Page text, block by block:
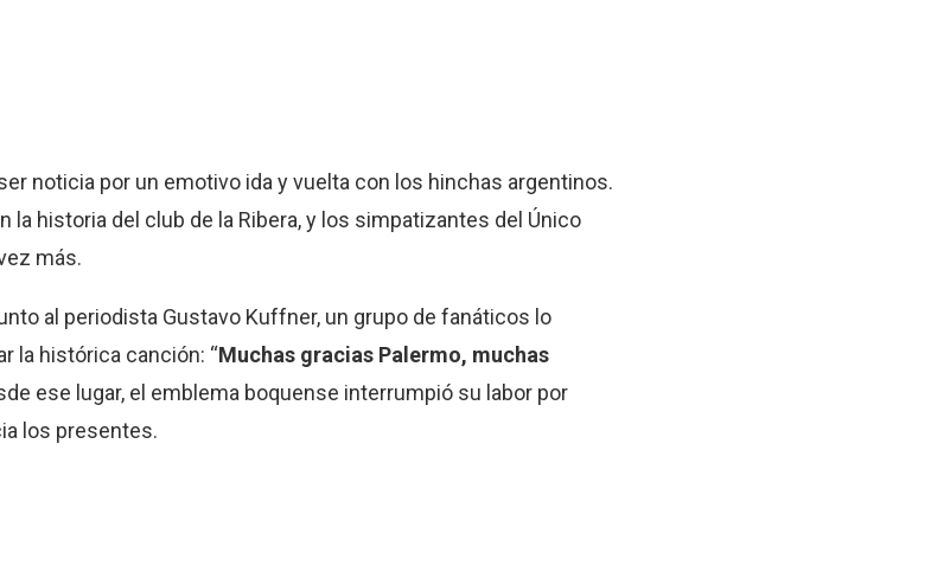
noticia por un emotivo ida y vuelta con los hinchas argentinos.
historia del club de la Ribera, y los simpatizantes del Único
más.
al periodista Gustavo Kuffner, un grupo de fanáticos lo
la histórica canción: “Muchas gracias Palermo, muchas
ese lugar, el emblema boquense interrumpió su labor por
los presentes.